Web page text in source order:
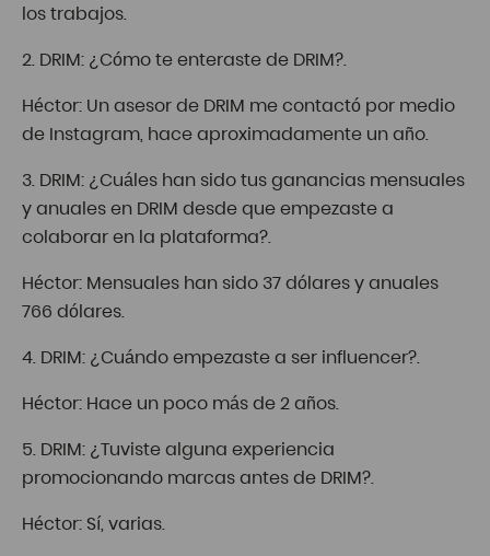
los trabajos.
2. DRIM: ¿Cómo te enteraste de DRIM?.
Héctor: Un asesor de DRIM me contactó por medio
de Instagram, hace aproximadamente un año.
3. DRIM: ¿Cuáles han sido tus ganancias mensuales
y anuales en DRIM desde que empezaste a
colaborar en la plataforma?.
Héctor: Mensuales han sido 37 dólares y anuales
766 dólares.
4. DRIM: ¿Cuándo empezaste a ser influencer?.
Héctor: Hace un poco más de 2 años.
5. DRIM: ¿Tuviste alguna experiencia
promocionando marcas antes de DRIM?.
Héctor: Sí, varias.